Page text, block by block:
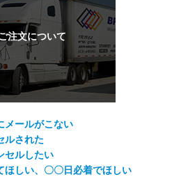
メールがこない
ルされた
セルしたい
ほしい、〇〇日必着でほしい